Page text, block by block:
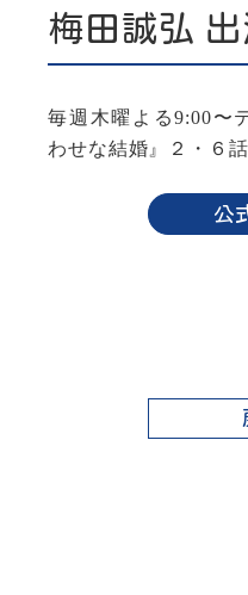
梅田誠弘
毎週木曜よる9:00
わせな結婚』２・６
公